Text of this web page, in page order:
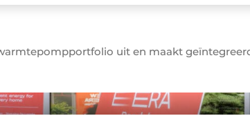
uit en maakt